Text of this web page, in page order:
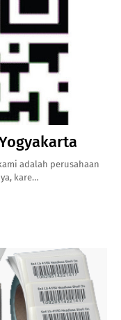
adalah perusahaan
kare…